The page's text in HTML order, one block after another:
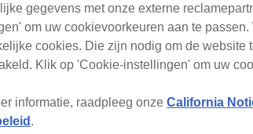
gegevens met onze externe
om uw cookievoorkeuren aan te
cookies. Die zijn nodig om de website
Klik op 'Cookie-instellingen' om uw
informatie, raadpleeg onze California
.